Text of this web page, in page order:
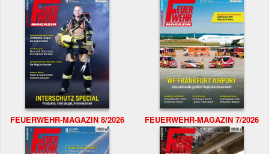
FEUERWEHR-MAGAZIN 8/2026 FEUERWEHR-MAGAZIN 7/2026